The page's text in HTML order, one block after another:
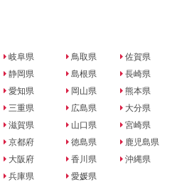
岐阜県
静岡県
愛知県
三重県
滋賀県
京都府
大阪府
兵庫県
鳥取県
島根県
岡山県
広島県
山口県
徳島県
香川県
愛媛県
佐賀県
長崎県
熊本県
大分県
宮崎県
鹿児島県
沖縄県